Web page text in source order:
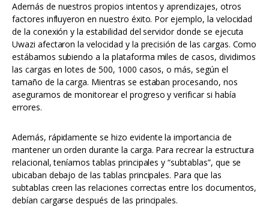
Además de nuestros propios intentos y aprendizajes, otros
factores influyeron en nuestro éxito. Por ejemplo, la velocidad
de la conexión y la estabilidad del servidor donde se ejecuta
Uwazi afectaron la velocidad y la precisión de las cargas. Como
estábamos subiendo a la plataforma miles de casos, dividimos
las cargas en lotes de 500, 1000 casos, o más, según el
tamaño de la carga. Mientras se estaban procesando, nos
aseguramos de monitorear el progreso y verificar si había
errores.
Además, rápidamente se hizo evidente la importancia de
mantener un orden durante la carga. Para recrear la estructura
relacional, teníamos tablas principales y “subtablas”, que se
ubicaban debajo de las tablas principales. Para que las
subtablas creen las relaciones correctas entre los documentos,
debían cargarse después de las principales.